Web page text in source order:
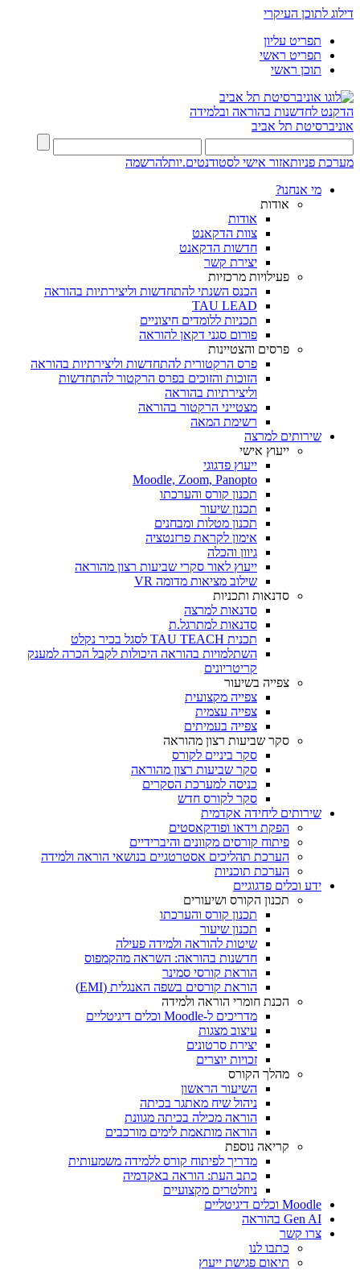
דילוג לתוכן העיקרי
תפריט עליון
תפריט ראשי
תוכן ראשי
הדקנט לחדשנות בהוראה ובלמידה
אוניברסיטת תל אביב
מערכת פניותאזור אישי לסטודנטים.יותלהרשמה
מי אנחנו?
אודות
אודות
צוות הדקאנט
חדשות הדקאנט
יצירת קשר
פעילויות מרכזיות
הכנס השנתי להתחדשות וליצירתיות בהוראה
TAU LEAD
תכניות ללומדים חיצוניים
פורום סגני דקאן להוראה
פרסים והצטיינות
פרס הרקטורית להתחדשות וליצירתיות בהוראה
הזוכות והזוכים בפרס הרקטור להתחדשות
וליצירתיות בהוראה
מצטייני הרקטור בהוראה
רשימת המאה
שירותים למרצה
ייעוץ אישי
ייעוץ פדגוגי
Moodle, Zoom, Panopto
תכנון קורס והערכתו
תכנון שיעור
תכנון מטלות ומבחנים
אימון לקראת פרזנטציה
גיוון והכלה
ייעוץ לאור סקרי שביעות רצון מהוראה
שילוב מציאות מדומה VR
סדנאות ותכניות
סדנאות למרצה
סדנאות למתרגל.ת
תכנית TAU TEACH לסגל בכיר נקלט
השתלמויות בהוראה היכולות לקבל הכרה למענק
קריטריונים
צפייה בשיעור
צפייה מקצועית
צפייה עצמית
צפייה בעמיתים
סקר שביעות רצון מהוראה
סקר ביניים לקורס
סקר שביעות רצון מהוראה
כניסה למערכת הסקרים
סקר לקורס חדש
שירותים ליחידה אקדמית
הפקת וידאו ופודקאסטים
פיתוח קורסים מקוונים והיברידיים
הערכת תהליכים אסטרטגיים בנושאי הוראה ולמידה
הערכת תוכניות
ידע וכלים פדגוגיים
תכנון הקורס ושיעורים
תכנון קורס והערכתו
תכנון שיעור
שיטות להוראה ולמידה פעילה
חדשנות בהוראה: השראה מהקמפוס
הוראת קורסי סמינר
הוראת קורסים בשפה האנגלית (EMI)
הכנת חומרי הוראה ולמידה
מדריכים ל-Moodle וכלים דיגיטליים
עיצוב מצגות
יצירת סרטונים
זכויות יוצרים
מהלך הקורס
השיעור הראשון
ניהול שיח מאתגר בכיתה
הוראה מכילה בכיתה מגוונת
הוראה מותאמת לימים מורכבים
קריאה נוספת
מדריך לפיתוח קורס ללמידה משמעותית
כתב העת: הוראה באקדמיה
ניוזלטרים מקצועיים
Moodle וכלים דיגיטליים
Gen AI בהוראה
צרו קשר
כתבו לנו
תיאום פגישת ייעוץ